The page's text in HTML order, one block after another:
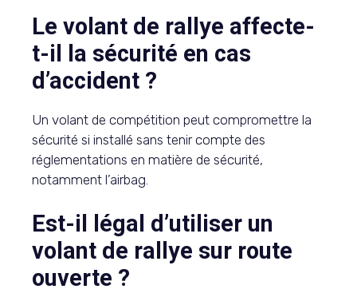
Le volant de rallye affecte-
t-il la sécurité en cas
d’accident ?
Un volant de compétition peut compromettre la
sécurité si installé sans tenir compte des
réglementations en matière de sécurité,
notamment l’airbag.
Est-il légal d’utiliser un
volant de rallye sur route
ouverte ?